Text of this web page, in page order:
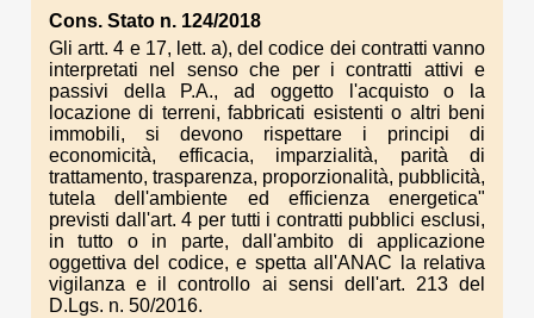
Cons. Stato n. 124/2018
Gli artt. 4 e 17, lett. a), del codice dei contratti vanno
interpretati nel senso che per i contratti attivi e
passivi della P.A., ad oggetto l'acquisto o la
locazione di terreni, fabbricati esistenti o altri beni
immobili, si devono rispettare i principi di
economicità, efficacia, imparzialità, parità di
trattamento, trasparenza, proporzionalità, pubblicità,
tutela dell'ambiente ed efficienza energetica"
previsti dall'art. 4 per tutti i contratti pubblici esclusi,
in tutto o in parte, dall'ambito di applicazione
oggettiva del codice, e spetta all'ANAC la relativa
vigilanza e il controllo ai sensi dell'art. 213 del
D.Lgs. n. 50/2016.